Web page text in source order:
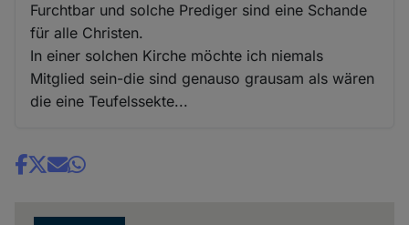
Furchtbar und solche Prediger sind eine Schande
für alle Christen.
In einer solchen Kirche möchte ich niemals
Mitglied sein-die sind genauso grausam als wären
die eine Teufelssekte...
Share